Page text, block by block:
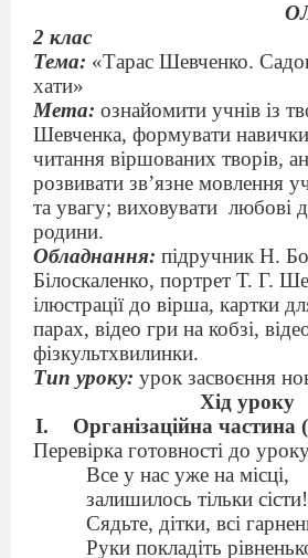
2 клас
Тема: «Тарас Шевченко.
хати»
Мета: ознайомити учнів із
Шевченка, формувати
читання віршованих творів,
розвивати зв’язне мовлення
та увагу; виховувати любові
родини.
Обладнання: підручник Н.
Білоскаленко, портрет Т. Г.
ілюстрації до вірша, картки
парах, відео гри на кобзі,
фізкультхвилинки.
Тип уроку: урок засвоєння
Хід уроку
Організаційна частина
Перевірка готовності до
Все у нас уже на місці,
залишилось тільки сісти!
Сядьте, дітки, всі
Руки покладіть